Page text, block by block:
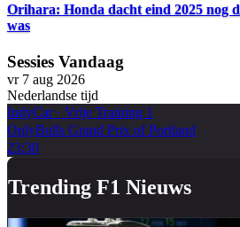
Orihara: Honda dacht eind 2025 nog
was
Sessies Vandaag
vr 7 aug 2026
Nederlandse tijd
IndyCar· Vrije Training 1
OnlyBulls Grand Prix of Portland
23:30
Trending F1 Nieuws